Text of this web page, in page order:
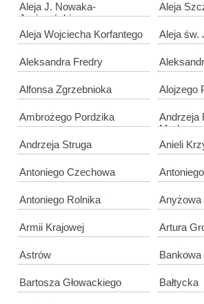
Aleja J. Nowaka-
Jeziorańskiego
Aleja
Aleja Wojciecha Korfantego Aleja św.
Aleksandra Fredry
Alfonsa Zgrzebnioka Alojzego
Ambrożego Pordzika
Andrzeja
Andrzeja Struga
Anieli
Antoniego Czechowa
Antoniego Rolnika Anyżowa
Armii Krajowej Artura
Astrów Bankowa
Bartosza Głowackiego Bałtycka